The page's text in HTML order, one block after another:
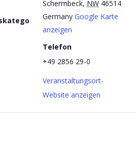
Schermbeck, NW 46514
Germany Google Karte
anzeigen
Telefon
+49 2856 29-0
Veranstaltungsort-
Website anzeigen